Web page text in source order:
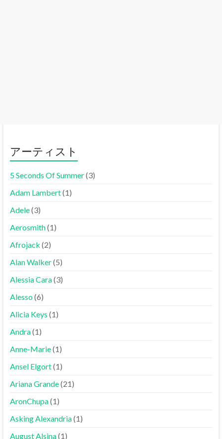
アーティスト
5 Seconds Of Summer(3)
Adam Lambert(1)
Adele(3)
Aerosmith(1)
Afrojack (2)
Alan Walker(5)
Alessia Cara(3)
Alesso(6)
Alicia Keys (1)
Andra(1)
Anne-Marie(1)
Ansel Elgort(1)
Ariana Grande(21)
AronChupa(1)
Asking Alexandria(1)
August Alsina(1)